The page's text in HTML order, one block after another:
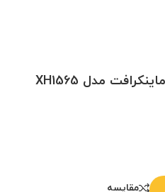
لگو بلیز یا آتش گردان ماینکرافت مدل XH1565
مقایسه